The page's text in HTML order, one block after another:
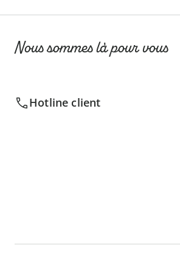
Nous sommes là pour vous
Hotline client